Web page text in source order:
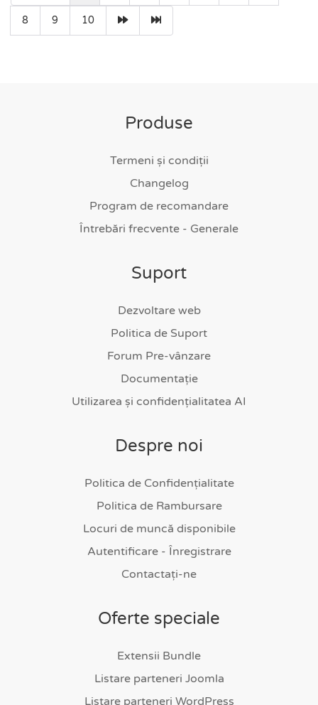
8 9 10
Produse
Termeni și condiții
Changelog
Program de recomandare
Întrebări frecvente - Generale
Suport
Dezvoltare web
Politica de Suport
Forum Pre-vânzare
Documentație
Utilizarea și confidențialitatea AI
Despre noi
Politica de Confidențialitate
Politica de Rambursare
Locuri de muncă disponibile
Autentificare - Înregistrare
Contactați-ne
Oferte speciale
Extensii Bundle
Listare parteneri Joomla
Listare parteneri WordPress